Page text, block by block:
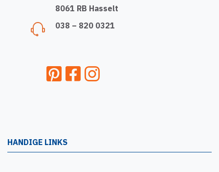
8061 RB Hasselt
038 – 820 0321
HANDIGE LINKS